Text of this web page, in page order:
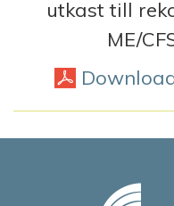
utkast till
ME/